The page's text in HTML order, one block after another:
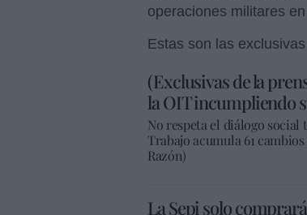
operaciones militares
Estas son las
(Exclusivas de la
la OIT incumpliendo
No respeta el diálogo
Trabajo acumula 61
Razón)
La Sepi solo